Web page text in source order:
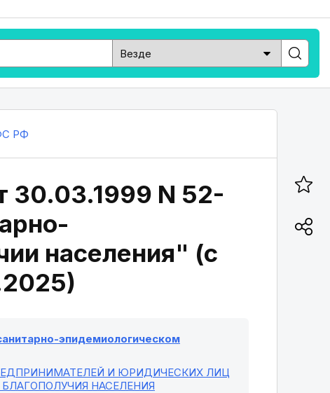
РФ
30.03.1999 N 52-
населения" (с
эпидемиологическом
И ЮРИДИЧЕСКИХ ЛИЦ
НАСЕЛЕНИЯ